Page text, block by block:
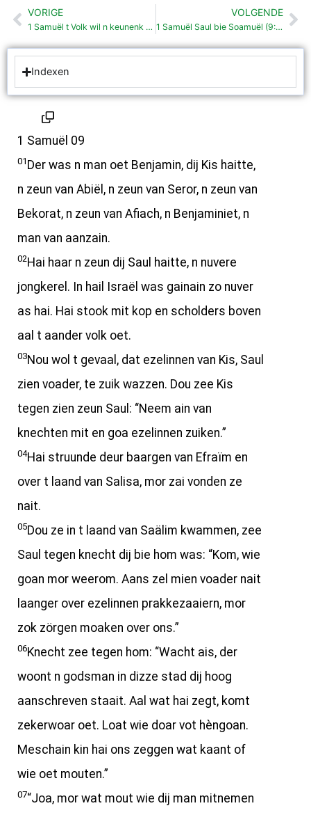
Vorige
VORIGE
1 Samuël t Volk wil n keunenk (8: 1-22)
VOLGENDE
1 Samuël Saul bie Soamuël (9:11-27)
Indexen
1 Samuël 09
01 Der was n man oet Benjamin, dij Kis haitte,
n zeun van Abiël, n zeun van Seror, n zeun van
Bekorat, n zeun van Afiach, n Benjaminiet, n
man van aanzain.
02Hai haar n zeun dij Saul haitte, n nuvere
jongkerel. In hail Israël was gainain zo nuver
as hai. Hai stook mit kop en scholders boven
aal t aander volk oet.
03Nou wol t gevaal, dat ezelinnen van Kis, Saul
zien voader, te zuik wazzen. Dou zee Kis
tegen zien zeun Saul: “Neem ain van
knechten mit en goa ezelinnen zuiken.”
04Hai struunde deur baargen van Efraïm en
over t laand van Salisa, mor zai vonden ze
nait.
05Dou ze in t laand van Saälim kwammen, zee
Saul tegen knecht dij bie hom was: “Kom, wie
goan mor weerom. Aans zel mien voader nait
laanger over ezelinnen prakkezaaiern, mor
zok zörgen moaken over ons.”
06Knecht zee tegen hom: “Wacht ais, der
woont n godsman in dizze stad dij hoog
aanschreven staait. Aal wat hai zegt, komt
zekerwoar oet. Loat wie doar vot hèngoan.
Meschain kin hai ons zeggen wat kaant of
wie oet mouten.”
07“Joa, mor wat mout wie dij man mitnemen